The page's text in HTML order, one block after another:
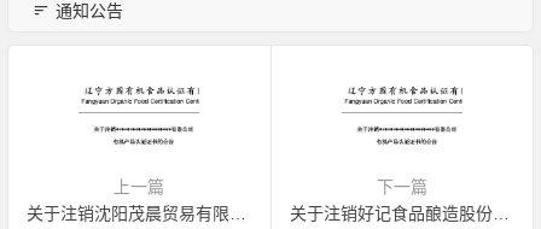
通知公告
上一篇
下一篇
关于注销好记食品酿造股份有限公司有机产品认证证书的公告